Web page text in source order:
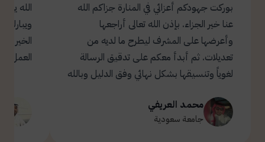
بوركت جهودكم أعزائي في المنارة جزاكم الله
عنا خير الجزاء. بإذن الله تعالى أراجعها
وأعرضها على المشرف ليطرح ما لديه من
تعديلات. ثم أبدأ معكم على تدقيق الرسالة
لغوياً وتنسيقها بشكل نهائي وفق الدليل وبالله
محمد العريفي
جامعة سعودية
الله
العمل.